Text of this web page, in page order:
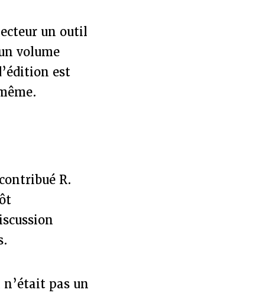
un outil
volume
est
R.
pas un